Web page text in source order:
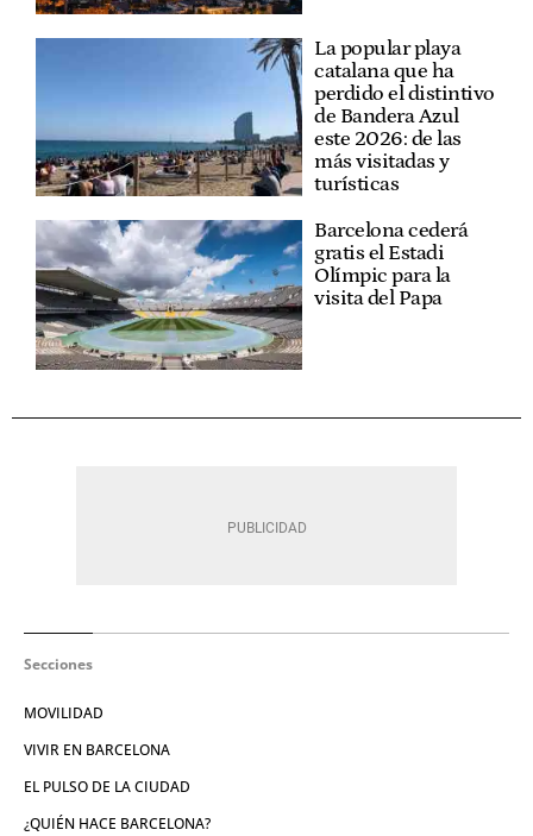
La popular playa
catalana que ha
perdido el distintivo
de Bandera Azul
este 2026: de las
más visitadas y
turísticas
Barcelona cederá
gratis el Estadi
Olímpic para la
visita del Papa
Secciones
MOVILIDAD
VIVIR EN BARCELONA
EL PULSO DE LA CIUDAD
¿QUIÉN HACE BARCELONA?